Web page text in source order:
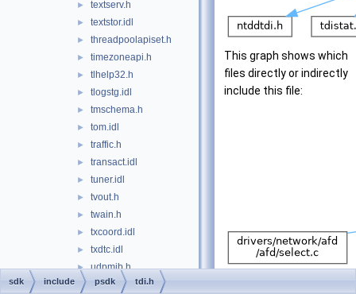
► textserv.h
► textstor.idl
► threadpoolapiset.h
► timezoneapi.h
► tlhelp32.h
► tlogstg.idl
► tmschema.h
► tom.idl
► traffic.h
► transact.idl
► tuner.idl
► tvout.h
► twain.h
► txcoord.idl
► txdtc.idl
► udpmib.h
uiautomation.h
This graph shows which
files directly or indirectly
include this file:
sdk include psdk tdi.h